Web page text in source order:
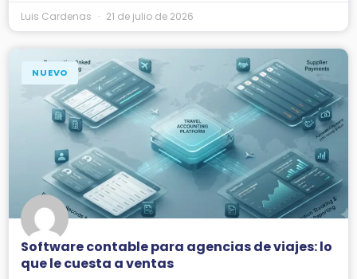
Luis Cardenas 21 de julio de 2026
NUEVO
Software contable para agencias de viajes: lo
que le cuesta a ventas